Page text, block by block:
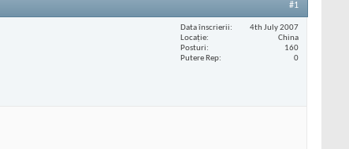
#1
Data înscrierii
4th July 2007
Locaţie
China
Posturi
160
Putere Rep
0